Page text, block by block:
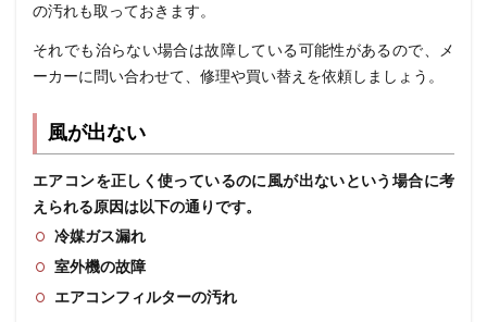
の汚れも取っておきます。
それでも治らない場合は故障している可能性があるので、メ
ーカーに問い合わせて、修理や買い替えを依頼しましょう。
風が出ない
エアコンを正しく使っているのに風が出ないという場合に考
えられる原因は以下の通りです。
冷媒ガス漏れ
室外機の故障
エアコンフィルターの汚れ